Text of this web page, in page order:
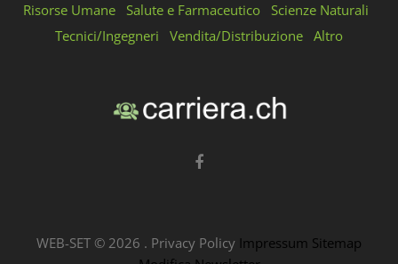
Risorse Umane
Salute e Farmaceutico
Scienze Naturali
Tecnici/Ingegneri
Vendita/Distribuzione Altro
WEB-SET © 2026 . Privacy Policy Impressum Sitemap